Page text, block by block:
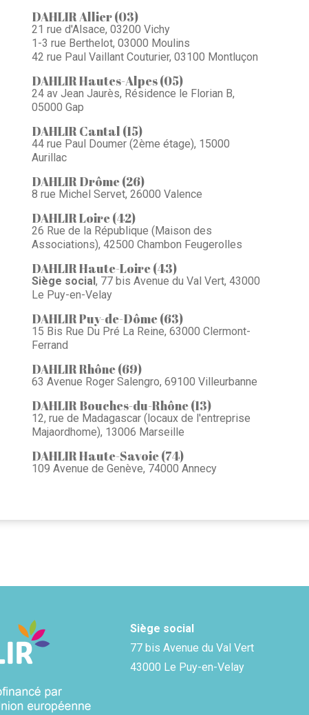
DAHLIR Allier (03)
21 rue d'Alsace, 03200 Vichy
1-3 rue Berthelot, 03000 Moulins
42 rue Paul Vaillant Couturier, 03100 Montluçon
DAHLIR Hautes-Alpes (05)
24 av Jean Jaurès, Résidence le Florian B,
05000 Gap
DAHLIR Cantal (15)
44 rue Paul Doumer (2ème étage), 15000
Aurillac
DAHLIR Drôme (26)
8 rue Michel Servet, 26000 Valence
DAHLIR Loire (42)
26 Rue de la République (Maison des
Associations), 42500 Chambon Feugerolles
DAHLIR Haute-Loire (43)
Siège social, 77 bis Avenue du Val Vert, 43000
Le Puy-en-Velay
DAHLIR Puy-de-Dôme (63)
15 Bis Rue Du Pré La Reine, 63000 Clermont-
Ferrand
DAHLIR Rhône (69)
63 Avenue Roger Salengro, 69100 Villeurbanne
DAHLIR Bouches-du-Rhône (13)
12, rue de Madagascar (locaux de l'entreprise
Majaordhome), 13006 Marseille
DAHLIR Haute-Savoie (74)
109 Avenue de Genève, 74000 Annecy
Siège social
77 bis Avenue du Val Vert
43000 Le Puy-en-Velay